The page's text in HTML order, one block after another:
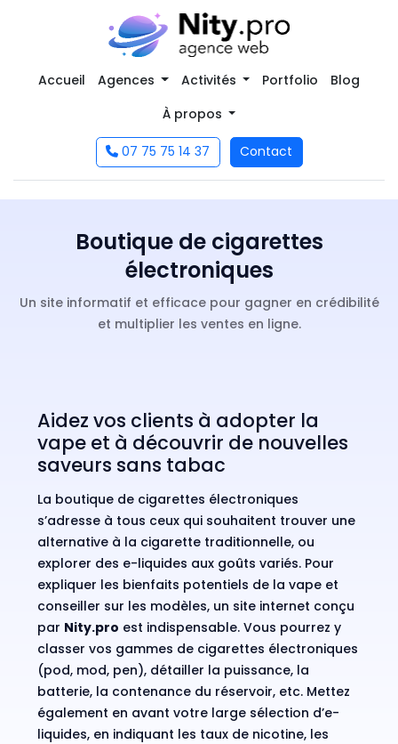
Accueil Agences Activités Portfolio
Blog
À propos
07 75 75 14 37 Contact
Boutique de cigarettes
électroniques
Un site informatif et efficace pour gagner en crédibilité
et multiplier les ventes en ligne.
Aidez vos clients à adopter la
vape et à découvrir de nouvelles
saveurs sans tabac
La boutique de cigarettes électroniques
s’adresse à tous ceux qui souhaitent trouver une
alternative à la cigarette traditionnelle, ou
explorer des e-liquides aux goûts variés. Pour
expliquer les bienfaits potentiels de la vape et
conseiller sur les modèles, un site internet conçu
par Nity.pro est indispensable. Vous pourrez y
classer vos gammes de cigarettes électroniques
(pod, mod, pen), détailler la puissance, la
batterie, la contenance du réservoir, etc. Mettez
également en avant votre large sélection d’e-
liquides, en indiquant les taux de nicotine, les